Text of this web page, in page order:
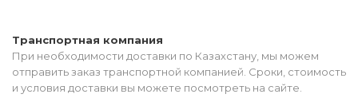
Транспортная компания
При необходимости доставки по Казахстану, мы можем
отправить заказ транспортной компанией. Сроки, стоимость
и условия доставки вы можете посмотреть на сайте.